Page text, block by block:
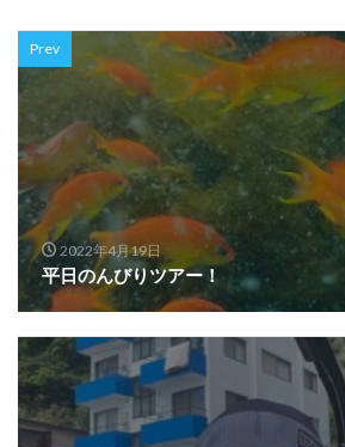
Prev
2022年4月19日
平日のんびりツアー！